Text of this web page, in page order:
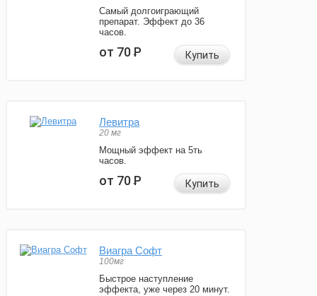
Самый долгоиграющий
препарат. Эффект до 36
часов.
от 70Р Купить
Левитра
20 мг
Мощный эффект на 5ть
часов.
от 70Р Купить
Виагра Софт
100мг
Быстрое наступление
эффекта, уже через 20 минут.